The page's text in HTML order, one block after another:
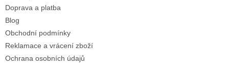
Doprava a platba
Blog
Obchodní podmínky
Reklamace a vrácení zboží
Ochrana osobních údajů